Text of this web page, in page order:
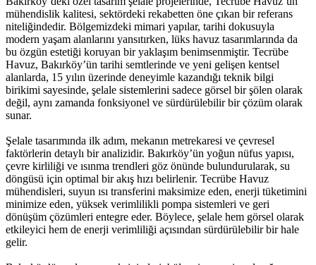
mühendislik kalitesi, sektördeki rekabetten öne çıkan bir referans
niteliğindedir. Bölgemizdeki mimari yapılar, tarihi dokusuyla
modern yaşam alanlarını yansıtırken, lüks havuz tasarımlarında da
bu özgün estetiği koruyan bir yaklaşım benimsenmiştir. Tecrübe
Havuz, Bakırköy’ün tarihi semtlerinde ve yeni gelişen kentsel
alanlarda, 15 yılın üzerinde deneyimle kazandığı teknik bilgi
birikimi sayesinde, şelale sistemlerini sadece görsel bir şölen olarak
değil, aynı zamanda fonksiyonel ve sürdürülebilir bir çözüm olarak
sunar.
Şelale tasarımında ilk adım, mekanın metrekaresi ve çevresel
faktörlerin detaylı bir analizidir. Bakırköy’ün yoğun nüfus yapısı,
çevre kirliliği ve ısınma trendleri göz önünde bulundurularak, su
döngüsü için optimal bir akış hızı belirlenir. Tecrübe Havuz
mühendisleri, suyun ısı transferini maksimize eden, enerji tüketimini
minimize eden, yüksek verimlilikli pompa sistemleri ve geri
dönüşüm çözümleri entegre eder. Böylece, şelale hem görsel olarak
etkileyici hem de enerji verimliliği açısından sürdürülebilir bir hale
gelir.